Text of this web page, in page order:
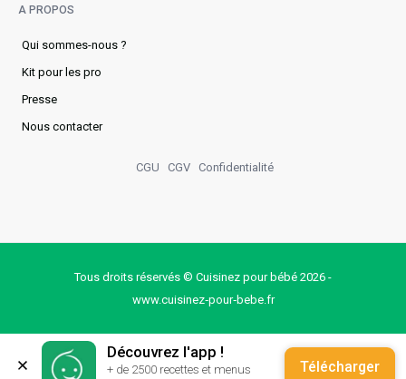
A PROPOS
Qui sommes-nous ?
Kit pour les pro
Presse
Nous contacter
CGU CGV Confidentialité
Tous droits réservés © Cuisinez pour bébé 2026 -
www.cuisinez‑pour‑bebe.fr
Découvrez l'app !
+ de 2500 recettes et menus Télécharger